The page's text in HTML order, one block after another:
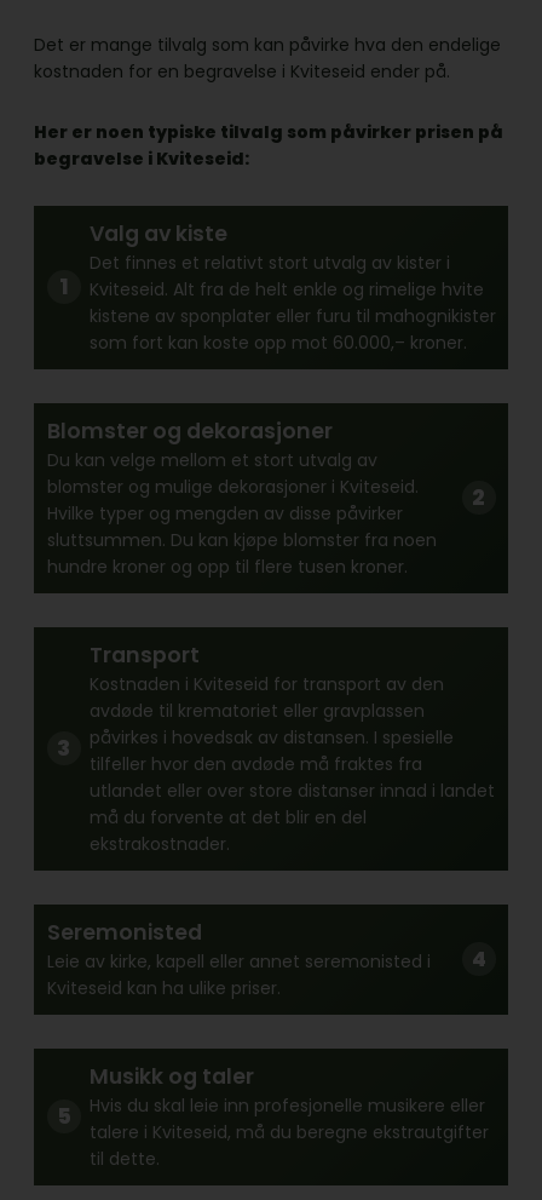
Det er mange tilvalg som kan påvirke hva den endelige
kostnaden for en begravelse i Kviteseid ender på.
Her er noen typiske tilvalg som påvirker prisen på
begravelse i Kviteseid:
Valg av kiste
Det finnes et relativt stort utvalg av kister i
Kviteseid. Alt fra de helt enkle og rimelige hvite
kistene av sponplater eller furu til mahognikister
som fort kan koste opp mot 60.000,– kroner.
Blomster og dekorasjoner
Du kan velge mellom et stort utvalg av
blomster og mulige dekorasjoner i Kviteseid.
Hvilke typer og mengden av disse påvirker
sluttsummen. Du kan kjøpe blomster fra noen
hundre kroner og opp til flere tusen kroner.
Transport
Kostnaden i Kviteseid for transport av den
avdøde til krematoriet eller gravplassen
påvirkes i hovedsak av distansen. I spesielle
tilfeller hvor den avdøde må fraktes fra
utlandet eller over store distanser innad i landet
må du forvente at det blir en del
ekstrakostnader.
Seremonisted
Leie av kirke, kapell eller annet seremonisted i
Kviteseid kan ha ulike priser.
Musikk og taler
Hvis du skal leie inn profesjonelle musikere eller
talere i Kviteseid, må du beregne ekstrautgifter
til dette.